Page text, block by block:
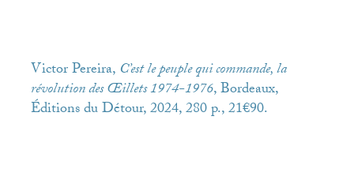
Victor Pereira, C’est le peuple qui commande, la
révolution des Œillets 1974-1976, Bordeaux,
Éditions du Détour, 2024, 280 p., 21€90.